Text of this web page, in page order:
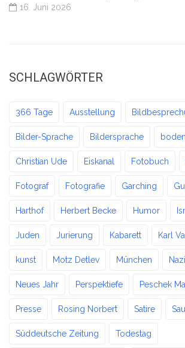
16. Juni 2026
SCHLAGWÖRTER
366 Tage Ausstellung
Bilder-Sprache Bildersprache
Christian Ude Eiskanal Fotobuch
Fotograf Fotografie Garching
Harthof Herbert Becke Humor
Juden Jurierung Kabarett Karl
kunst Motz Detlev München
Neues Jahr Perspektiefe Peschek
Presse Rosing Norbert Satire
Süddeutsche Zeitung Todestag